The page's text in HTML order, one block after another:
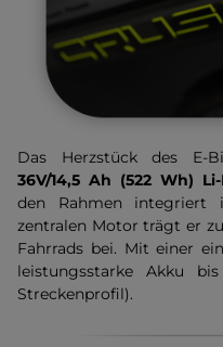
Das Herzstück des E-
36V/14,5 Ah (522 Wh)
den Rahmen
zentralen Motor trägt er
Fahrrads bei. Mit einer
leistungsstarke Akku
Streckenprofil).